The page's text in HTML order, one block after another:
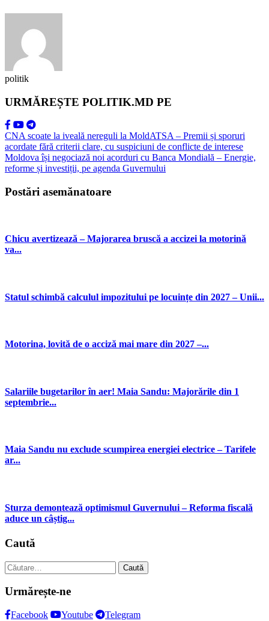
politik
URMĂREȘTE POLITIK.MD PE
CNA scoate la iveală nereguli la MoldATSA – Premii și sporuri
acordate fără criterii clare, cu suspiciuni de conflicte de interese
Moldova își negociază noi acorduri cu Banca Mondială – Energie,
reforme și investiții, pe agenda Guvernului
Postări asemănatoare
Chicu avertizează – Majorarea bruscă a accizei la motorină
va...
Statul schimbă calculul impozitului pe locuințe din 2027 – Unii...
Motorina, lovită de o acciză mai mare din 2027 –...
Salariile bugetarilor în aer! Maia Sandu: Majorările din 1
septembrie...
Maia Sandu nu exclude scumpirea energiei electrice – Tarifele
ar...
Sturza demontează optimismul Guvernului – Reforma fiscală
aduce un câștig...
Caută
Caută
după:
Urmărește-ne
Facebook Youtube Telegram